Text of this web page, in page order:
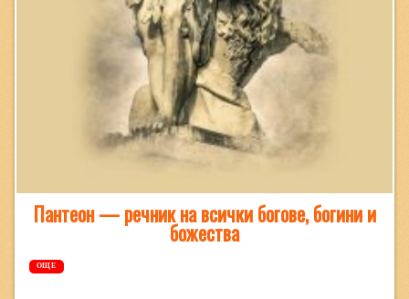
Пантеон — речник на всички богове, богини и
божества
ОЩЕ